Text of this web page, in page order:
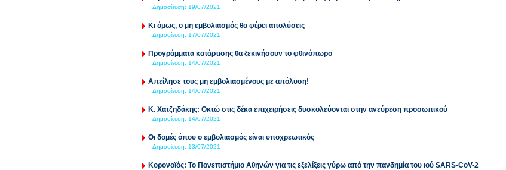
Δημοσίευση: 19/07/2021
Κι όμως, ο μη εμβολιασμός θα φέρει απολύσεις
Δημοσίευση: 17/07/2021
Προγράμματα κατάρτισης θα ξεκινήσουν το φθινόπωρο
Δημοσίευση: 14/07/2021
Απείλησε τους μη εμβολιασμένους με απόλυση!
Δημοσίευση: 14/07/2021
Κ. Χατζηδάκης: Οκτώ στις δέκα επιχειρήσεις δυσκολεύονται στην ανεύρεση προσωπικού
Δημοσίευση: 14/07/2021
Οι δομές όπου ο εμβολιασμός είναι υποχρεωτικός
Δημοσίευση: 13/07/2021
Κορονοϊός: Το Πανεπιστήμιο Αθηνών για τις εξελίξεις γύρω από την πανδημία του ιού SARS-CoV-2